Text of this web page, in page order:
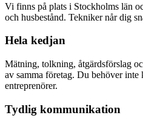
Vi finns på plats i Stockholms län
och husbestånd. Tekniker når dig
Hela kedjan
Mätning, tolkning, åtgärdsförslag
av samma företag. Du behöver
entreprenörer.
Tydlig kommunikation